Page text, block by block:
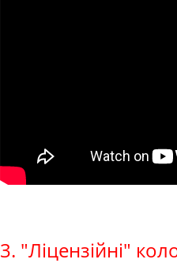
3. "Ліцензійні"